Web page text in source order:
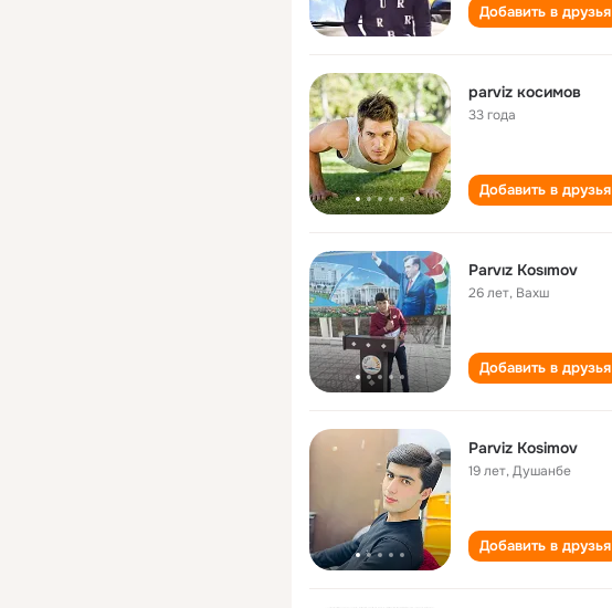
Добавить в друзья
parviz косимов
33 года
Добавить в друзья
Parvız Kosımov
26 лет, Вахш
Добавить в друзья
Parviz Kosimov
19 лет,Душанбе
Добавить в друзья